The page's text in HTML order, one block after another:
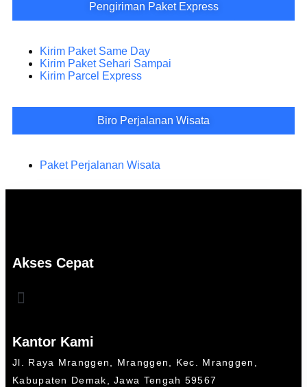
Pengiriman Paket Express
Kirim Paket Same Day
Kirim Paket Sehari Sampai
Kirim Parcel Express
Biro Perjalanan Wisata
Paket Perjalanan Wisata
Akses Cepat
Kantor Kami
Jl. Raya Mranggen, Mranggen, Kec. Mranggen,
Kabupaten Demak, Jawa Tengah 59567